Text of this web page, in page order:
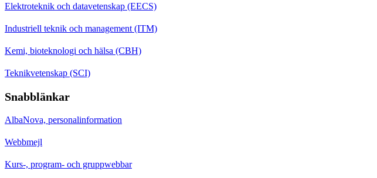
Elektroteknik och datavetenskap (EECS)
Industriell teknik och management (ITM)
Kemi, bioteknologi och hälsa (CBH)
Teknikvetenskap (SCI)
Snabblänkar
AlbaNova, personalinformation
Webbmejl
Kurs-, program- och gruppwebbar